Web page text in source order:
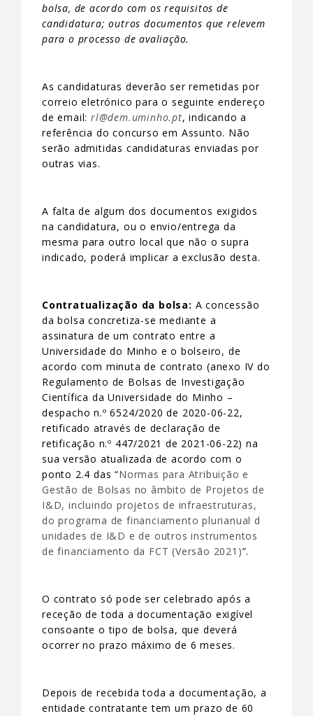
bolsa, de acordo com os requisitos de
candidatura; outros documentos que relevem
para o processo de avaliação.
As candidaturas deverão ser remetidas por
correio eletrónico para o seguinte endereço
de email: rl@dem.uminho.pt, indicando a
referência do concurso em Assunto. Não
serão admitidas candidaturas enviadas por
outras vias.
A falta de algum dos documentos exigidos
na candidatura, ou o envio/entrega da
mesma para outro local que não o supra
indicado, poderá implicar a exclusão desta.
Contratualização da bolsa: A concessão
da bolsa concretiza-se mediante a
assinatura de um contrato entre a
Universidade do Minho e o bolseiro, de
acordo com minuta de contrato (anexo IV do
Regulamento de Bolsas de Investigação
Científica da Universidade do Minho –
despacho n.º 6524/2020 de 2020-06-22,
retificado através de declaração de
retificação n.º 447/2021 de 2021-06-22) na
sua versão atualizada de acordo com o
ponto 2.4 das “Normas para Atribuição e
Gestão de Bolsas no âmbito de Projetos de
I&D, incluindo projetos de infraestruturas,
do programa de financiamento plurianual d
unidades de I&D e de outros instrumentos
de financiamento da FCT (Versão 2021)”.
O contrato só pode ser celebrado após a
receção de toda a documentação exigível
consoante o tipo de bolsa, que deverá
ocorrer no prazo máximo de 6 meses.
Depois de recebida toda a documentação, a
entidade contratante tem um prazo de 60